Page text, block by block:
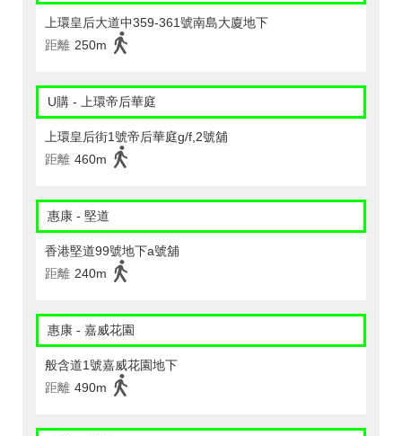
上環皇后大道中359-361號南島大廈地下
距離 250m
U購 - 上環帝后華庭
上環皇后街1號帝后華庭g/f,2號舖
距離 460m
惠康 - 堅道
香港堅道99號地下a號舖
距離 240m
惠康 - 嘉威花園
般含道1號嘉威花園地下
距離 490m